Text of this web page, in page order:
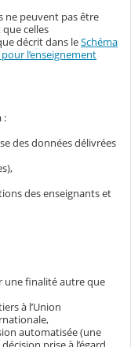
ne peuvent pas être
celles
décrit dans leSchéma
l’enseignement
:
des données délivrées
des enseignants et
une finalité autre que
à l’Union
automatisée (une